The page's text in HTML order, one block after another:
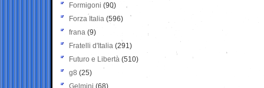
Formigoni (90)
Forza Italia (596)
frana (9)
Fratelli d'Italia (291)
Futuro e Libertà (510)
g8 (25)
Gelmini (68)